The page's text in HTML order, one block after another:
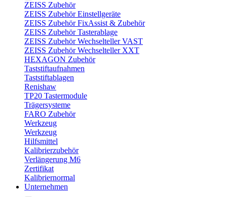
ZEISS Zubehör
ZEISS Zubehör Einstellgeräte
ZEISS Zubehör FixAssist & Zubehör
ZEISS Zubehör Tasterablage
ZEISS Zubehör Wechselteller VAST
ZEISS Zubehör Wechselteller XXT
HEXAGON Zubehör
Taststiftaufnahmen
Taststiftablagen
Renishaw
TP20 Tastermodule
Trägersysteme
FARO Zubehör
Werkzeug
Werkzeug
Hilfsmittel
Kalibrierzubehör
Verlängerung M6
Zertifikat
Kalibriernormal
Unternehmen